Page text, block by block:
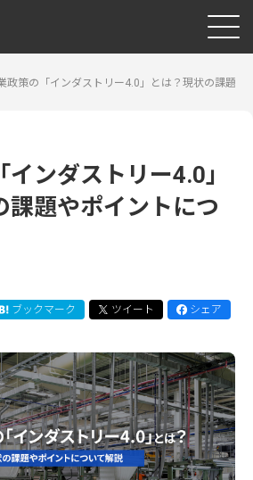
政策の「インダストリー4.0」とは？現状の課題や
ンダストリー4.0」
課題やポイントにつ
ブックマーク ツイート シェア